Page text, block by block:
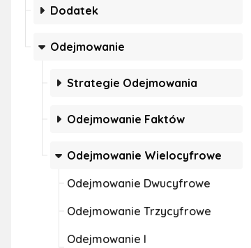
Dodatek
Odejmowanie
Strategie Odejmowania
Odejmowanie Faktów
Odejmowanie Wielocyfrowe
Odejmowanie Dwucyfrowe
Odejmowanie Trzycyfrowe
Odejmowanie I